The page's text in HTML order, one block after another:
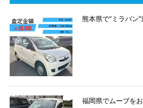
熊本県で”ミラバン
福岡県でムーブを